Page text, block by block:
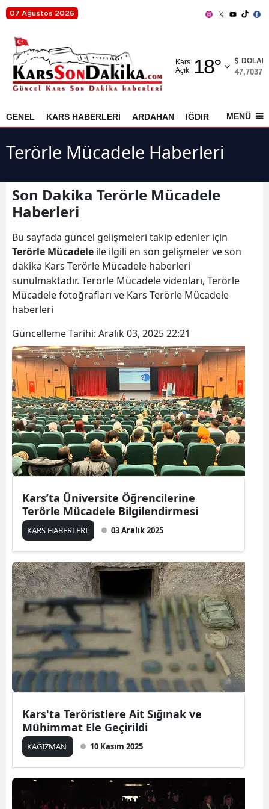
07 Ağustos 2026
Kars
Açık
18°
Adıyaman
Ağrı
Ankara
Antalya
Aydın
Balıkesir
Bilecik
Bitlis
Bolu
Burdur
Bursa
Çanakkale
Çankırı
Çorum
Denizli
Edirne
Elazığ
Erzincan
Erzurum
Eskişehir
Gaziantep
Hatay
Isparta
DOLAR
47,7037
GENEL KARS HABERLERİ ARDAHAN IĞDIR AKYAKA
MENÜ
Terörle Mücadele Haberleri
Son Dakika Terörle Mücadele
Haberleri
Bu sayfada güncel gelişmeleri takip edenler için
Terörle Mücadele ile ilgili en son gelişmeler ve son
dakika Kars Terörle Mücadele haberleri
sunulmaktadır. Terörle Mücadele videoları, Terörle
Mücadele fotoğrafları ve Kars Terörle Mücadele
haberleri
Güncelleme Tarihi: Aralık 03, 2025 22:21
Kars’ta Üniversite Öğrencilerine
Terörle Mücadele Bilgilendirmesi
KARS HABERLERİ 03 Aralık 2025
Kars'ta Teröristlere Ait Sığınak ve
Mühimmat Ele Geçirildi
KAĞIZMAN 10 Kasım 2025